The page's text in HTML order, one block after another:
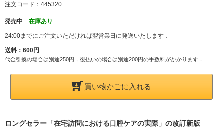
注文コード：445320
発売中 在庫あり
24:00までにご注文いただければ翌営業日に発送いたします．
送料：600円
代金引換の場合は別途250円，後払いの場合は別途200円の手数料がかかります．
買い物かごに入れる
ロングセラー「在宅訪問における口腔ケアの実際」の改訂新版